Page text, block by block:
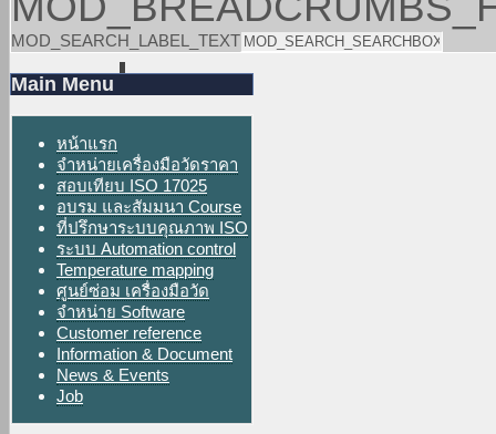
MOD_SEARCH_LABEL_TEXT
Main Menu
หน้าแรก
จำหน่ายเครื่องมือวัดราคา
สอบเทียบ ISO 17025
อบรม และสัมมนา Course
ที่ปรึกษาระบบคุณภาพ ISO
ระบบ Automation control
Temperature mapping
ศูนย์ซ่อม เครื่องมือวัด
จำหน่าย Software
Customer reference
Information & Document
News & Events
Job